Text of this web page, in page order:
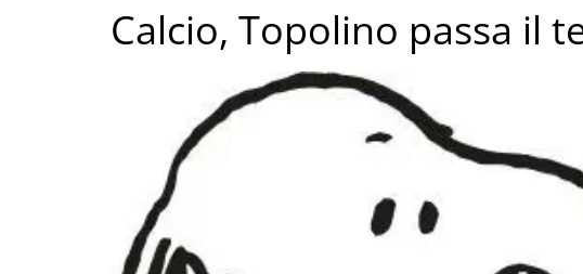
Calcio, Topolino passa il